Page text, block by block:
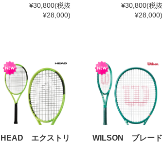
¥30,800(税抜
¥28,000)
¥30,800(税抜
¥28,000)
HEAD エクストリ
WILSON ブレード